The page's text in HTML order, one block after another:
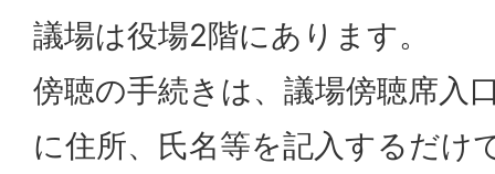
議場は役場2階にあります。
傍聴の手続きは、議場傍聴席入
に住所、氏名等を記入するだけ